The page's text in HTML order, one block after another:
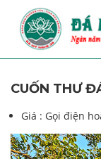
CUỐN THƯ
Giá : Gọi điện